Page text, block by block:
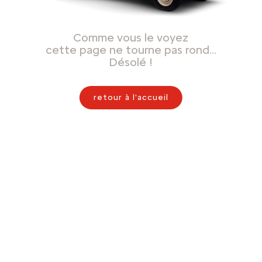
Comme vous le voyez
cette page ne tourne pas rond…
Désolé !
retour à l'accueil